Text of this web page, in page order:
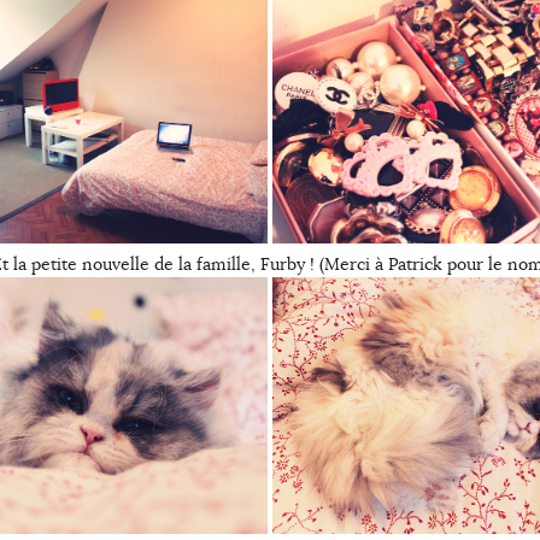
la petite nouvelle de la famille, Furby ! (Merci à Patrick pour le